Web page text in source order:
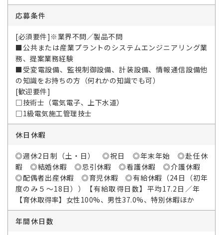
応募条件
[必須要件]※業界不問／製品不問
■公共または産業プラントのシステムエンジニアリング業
務、提案業務経験
■受変電設備、監視制御設備、計装設備、情報通信設備他
の知識をお持ちの方（何れかの知識でも可）
[歓迎要件]
□技術士（電気電子、上下水道）
□1級電気施工管理技士
休日休暇
◎週休2日制（土・日） ◎祝日 ◎年末年始 ◎赴任休
暇 ◎結婚休暇 ◎忌引休暇 ◎看護休暇 ◎介護休暇
◎配偶者出産休暇 ◎育児休暇 ◎有給休暇（24日（初年
度のみ５～18日））【有給取得日数】平均17.2日／年
【育休取得率】女性100%、男性37.0%、特別休暇ほか
年間休日数